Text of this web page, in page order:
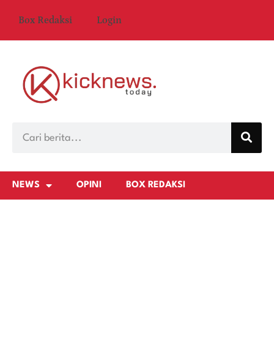
Box Redaksi Login
NEWS OPINI BOX REDAKSI